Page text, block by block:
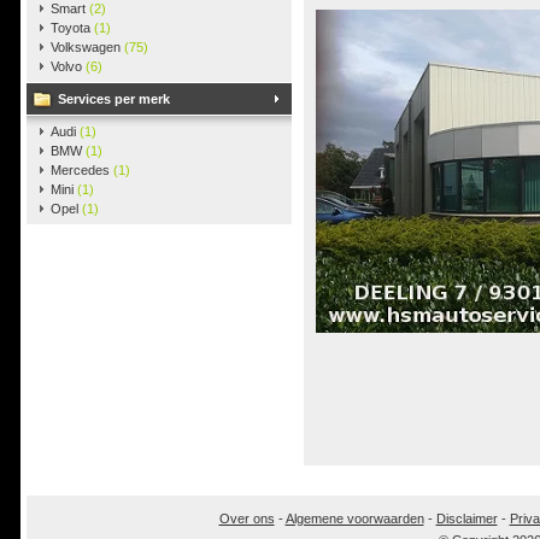
Smart (2)
Toyota (1)
Volkswagen (75)
Volvo (6)
Services per merk
Audi (1)
BMW(1)
Mercedes (1)
Mini (1)
Opel (1)
Over ons -Algemene voorwaarden- Disclaimer-